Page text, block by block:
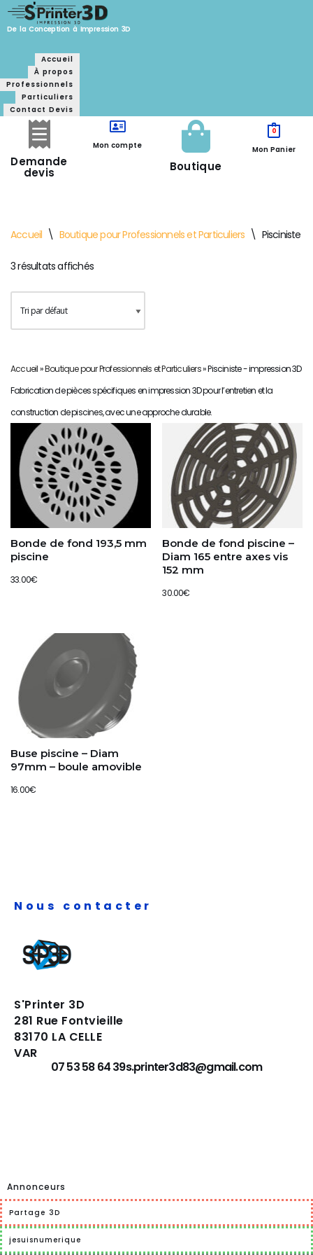
contenu
De la Conception à Impression 3D
Accueil
À propos
Professionnels
Particuliers
Contact Devis
Demande
devis
Mon compte
Boutique
0
Mon Panier
Accueil \ Boutique pour Professionnels et Particuliers \ Pisciniste -
3 résultats affichés
Accueil»Boutique pour Professionnels et Particuliers»Pisciniste - impression 3D
Fabrication de pièces spécifiques en impression 3D pour l’entretien et la
construction de piscines, avec une approche durable.
Bonde de fond 193,5 mm
piscine
33.00€
Bonde de fond piscine –
Diam 165 entre axes vis
152 mm
30.00€
Buse piscine – Diam
97mm – boule amovible
16.00€
Nous contacter
S'Printer 3D
281 Rue Fontvieille
83170 LA CELLE
VAR
07 53 58 64 39s.printer3d83@gmail.com
Annonceurs
Partage 3D
jesuisnumerique